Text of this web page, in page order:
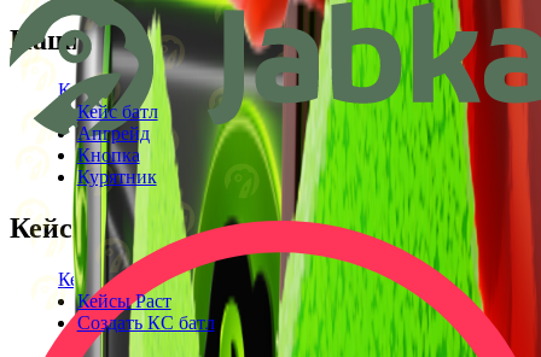
Наши режимы
Кейсы
Кейс батл
Апгрейд
Кнопка
Курятник
Кейсы
Кейсы КС2
Кейсы Раст
Создать КС батл